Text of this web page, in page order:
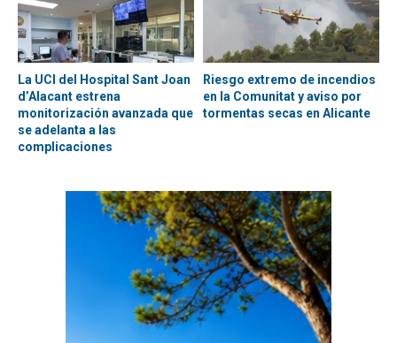
La UCI del Hospital Sant Joan
d’Alacant estrena
monitorización avanzada que
se adelanta a las
complicaciones
Riesgo extremo de incendios
en la Comunitat y aviso por
tormentas secas en Alicante